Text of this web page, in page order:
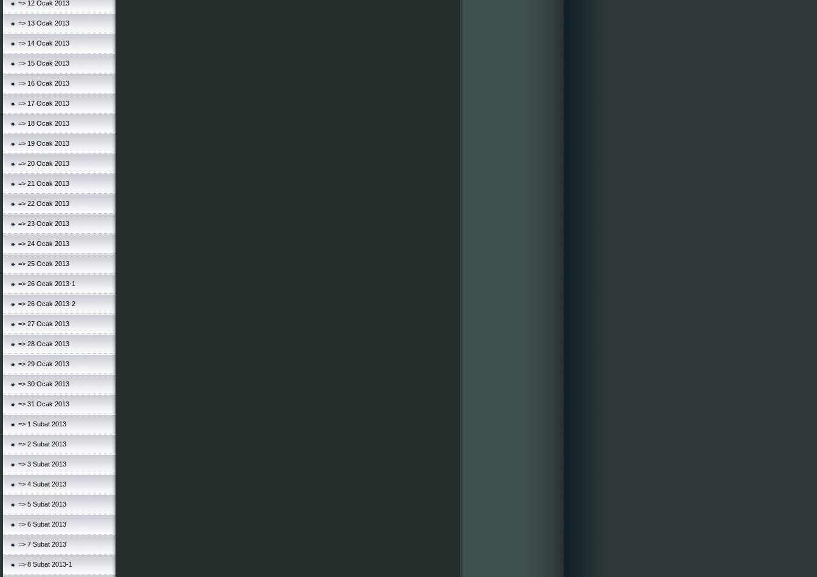
=> 12 Ocak 2013
=> 13 Ocak 2013
=> 14 Ocak 2013
=> 15 Ocak 2013
=> 16 Ocak 2013
=> 17 Ocak 2013
=> 18 Ocak 2013
=> 19 Ocak 2013
=> 20 Ocak 2013
=> 21 Ocak 2013
=> 22 Ocak 2013
=> 23 Ocak 2013
=> 24 Ocak 2013
=> 25 Ocak 2013
=> 26 Ocak 2013-1
=> 26 Ocak 2013-2
=> 27 Ocak 2013
=> 28 Ocak 2013
=> 29 Ocak 2013
=> 30 Ocak 2013
=> 31 Ocak 2013
=> 1 Subat 2013
=> 2 Subat 2013
=> 3 Subat 2013
=> 4 Subat 2013
=> 5 Subat 2013
=> 6 Subat 2013
=> 7 Subat 2013
=> 8 Subat 2013-1